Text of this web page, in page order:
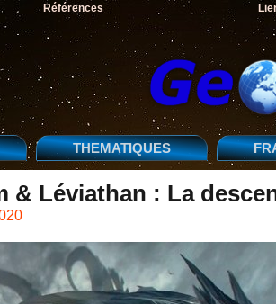
Références
THEMATIQUES
& Léviathan : La